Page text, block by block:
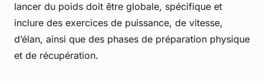
lancer du poids doit être globale, spécifique et
inclure des exercices de puissance, de vitesse,
d’élan, ainsi que des phases de préparation physique
et de récupération.